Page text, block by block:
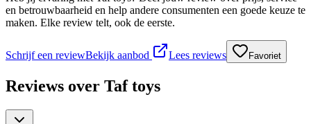
en betrouwbaarheid en help andere consumenten een goede keuze te
maken. Elke review telt, ook de eerste.
Schrijf een reviewBekijk aanbod Lees reviews Favoriet
Reviews over Taf toys